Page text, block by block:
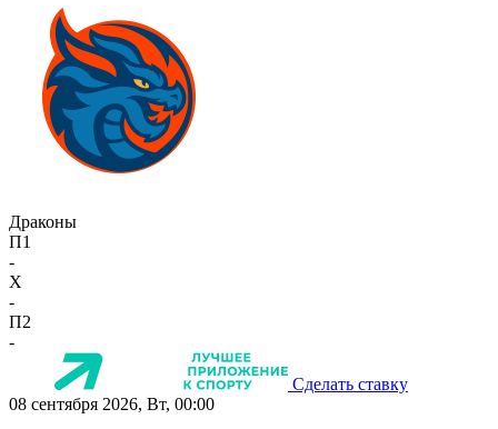
Драконы
П1
-
X
-
П2
-
Сделать ставку
08 сентября 2026, Вт, 00:00